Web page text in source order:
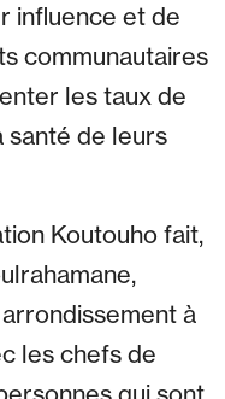
influence et de
communautaires
les taux de
santé de leurs
Koutouho fait,
à
les chefs de